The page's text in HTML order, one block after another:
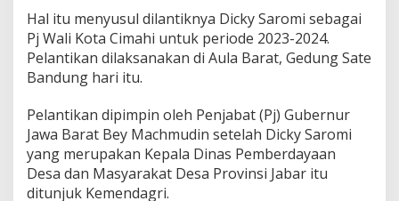
a
b
a
r
n
t
i
k
D
Hal itu menyusul dilantiknya Dicky Saromi sebagai
Pj Wali Kota Cimahi untuk periode 2023-2024.
Pelantikan dilaksanakan di Aula Barat, Gedung Sate
Bandung hari itu.
Pelantikan dipimpin oleh Penjabat (Pj) Gubernur
Jawa Barat Bey Machmudin setelah Dicky Saromi
yang merupakan Kepala Dinas Pemberdayaan
Desa dan Masyarakat Desa Provinsi Jabar itu
ditunjuk Kemendagri.